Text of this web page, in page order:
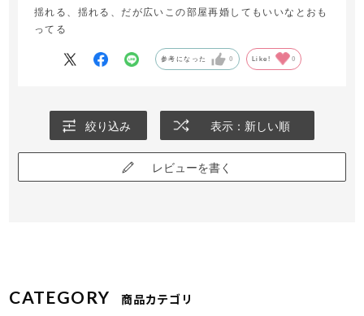
揺れる、揺れる、だが広いこの部屋再婚してもいいなとおも
ってる
参考になった 0 Like! 0
絞り込み 表示：新しい順
レビューを書く
CATEGORY 商品カテゴリ